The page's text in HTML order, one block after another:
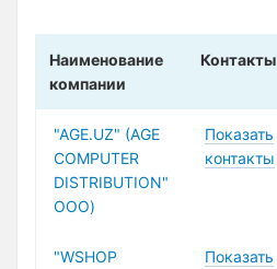
Наименование
компании
Контакты
"AGE.UZ" (AGE
COMPUTER
DISTRIBUTION"
ООО)
Показать
контакты
"WSHOP
Показать